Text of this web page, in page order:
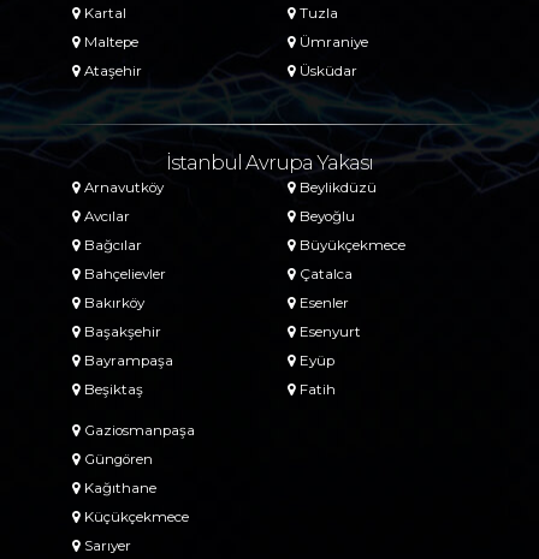
Kartal
Maltepe
Ataşehir
Tuzla
Ümraniye
Üsküdar
İstanbul Avrupa Yakası
Arnavutköy
Avcılar
Bağcılar
Bahçelievler
Bakırköy
Başakşehir
Bayrampaşa
Beşiktaş
Beylikdüzü
Beyoğlu
Büyükçekmece
Çatalca
Esenler
Esenyurt
Eyüp
Fatih
Gaziosmanpaşa
Güngören
Kağıthane
Küçükçekmece
Sarıyer